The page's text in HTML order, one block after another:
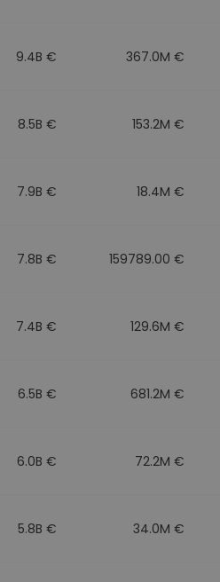
9.4B € 367.0M €
8.5B € 153.2M €
7.9B € 18.4M €
7.8B € 159789.00 €
7.4B € 129.6M €
6.5B € 681.2M €
6.0B € 72.2M €
5.8B € 34.0M €